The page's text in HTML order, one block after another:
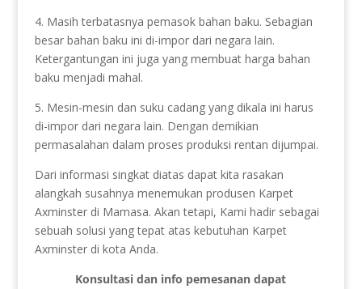
4. Masih terbatasnya pemasok bahan baku. Sebagian
besar bahan baku ini di-impor dari negara lain.
Ketergantungan ini juga yang membuat harga bahan
baku menjadi mahal.
5. Mesin-mesin dan suku cadang yang dikala ini harus
di-impor dari negara lain. Dengan demikian
permasalahan dalam proses produksi rentan dijumpai.
Dari informasi singkat diatas dapat kita rasakan
alangkah susahnya menemukan produsen Karpet
Axminster di Mamasa. Akan tetapi, Kami hadir sebagai
sebuah solusi yang tepat atas kebutuhan Karpet
Axminster di kota Anda.
Konsultasi dan info pemesanan dapat